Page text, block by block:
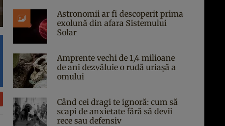
Astronomii ar fi descoperit prima
exolună din afara Sistemului
Solar
Amprente vechi de 1,4 milioane
de ani dezvăluie o rudă uriașă a
omului
Când cei dragi te ignoră: cum să
scapi de anxietate fără să devii
rece sau defensiv